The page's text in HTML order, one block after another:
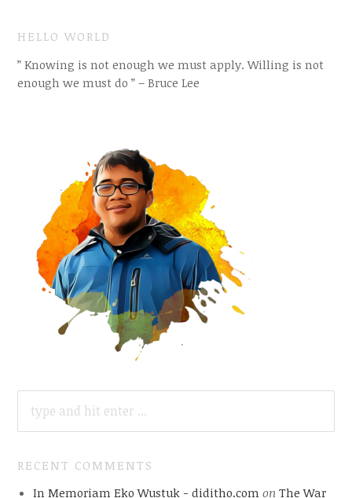
HELLO WORLD
” Knowing is not enough we must apply. Willing is not
enough we must do ” – Bruce Lee
FOR:
RECENT COMMENTS
In Memoriam Eko Wustuk - diditho.com on The War